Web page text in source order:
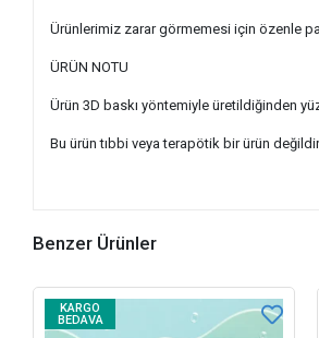
Ürünlerimiz zarar görmemesi için özenle
ÜRÜN NOTU
Ürün 3D baskı yöntemiyle üretildiğinden
Bu ürün tıbbi veya terapötik bir ürün
Benzer Ürünler
KARGO
BEDAVA